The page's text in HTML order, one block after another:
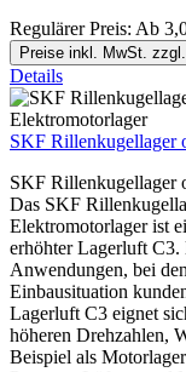
Regulärer Preis: Ab
Preise inkl. MwSt.
Details
SKF Rillenkugellager
SKF Rillenkugellager
Das SKF
Elektromotorlager ist
erhöhter Lagerluft
Anwendungen, bei
Einbausituation
Lagerluft C3 eignet
höheren Drehzahlen,
Beispiel als